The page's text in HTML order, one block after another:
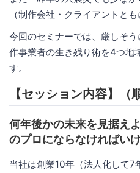
（制作会社・クライアントと
今回のセミナーでは、厳しそ
作事業者の生き残り術を4つ地
す。
【セッション内容】（
何年後かの未来を見据
のプロにならなければいけ
当社は創業10年（法人化して